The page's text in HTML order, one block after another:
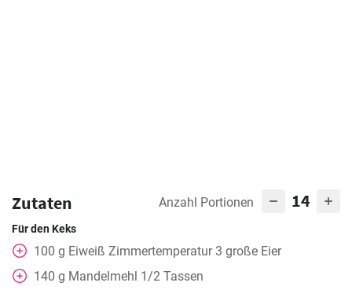
Zutaten Anzahl Portionen 14
Für den Keks
100 g Eiweiß Zimmertemperatur 3 große Eier
140 g Mandelmehl 1/2 Tassen